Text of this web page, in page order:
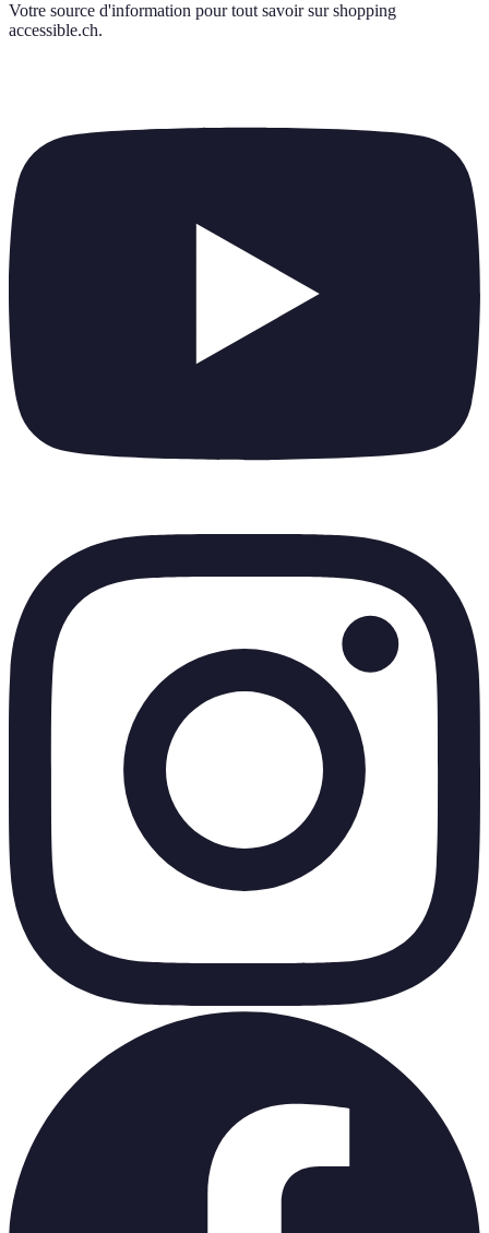
Votre source d'information pour tout savoir sur shopping
accessible.ch.